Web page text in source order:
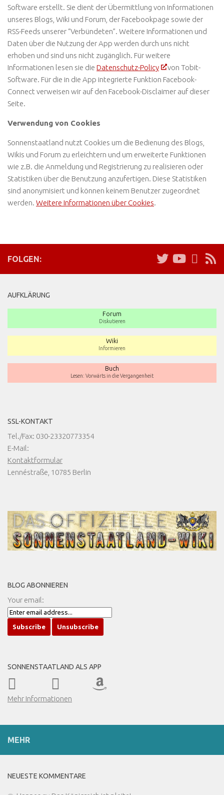
Software erstellt. Sie dient der Übermittlung von Informationen
unseres Blogs, Wiki und Forum, der Facebookpage sowie der
RSS-Feeds unserer “Verbündeten”. Weitere Informationen und
Daten über die Nutzung der App werden durch uns nicht
erhoben und sind uns nicht zugänglich. Für weitere
Informationen lesen sie die Datenschutz-Policy
von Tobit-
Software. Für die in die App integrierte Funktion Facebook-
Connect verweisen wir auf den Facebook-Disclaimer auf dieser
Seite.
Verwendung von Cookies
Sonnenstaatland nutzt Cookies um die Bedienung des Blogs,
Wikis und Forum zu erleichtern und um erweiterte Funktionen
wie z.B. die Anmeldung und Registrierung zu realisieren oder
Statistiken über die Benutzung anzufertigen. Diese Statistiken
sind anonymisiert und können keinem Benutzer zugeordnet
werden. Weitere Informationen über Cookies.
FOLGEN:
AUFKLÄRUNG
Forum
Diskutieren
Wiki
Informieren
Buch
Lesen: Vorwärts in die Vergangenheit
SSL-KONTAKT
Tel./Fax: 030-23320773354
E-Mail:
Kontaktformular
Lennéstraße, 10785 Berlin
BLOG ABONNIEREN
Your email:
SONNENSTAATLAND ALS APP
Mehr Informationen
MEHR
NEUESTE KOMMENTARE